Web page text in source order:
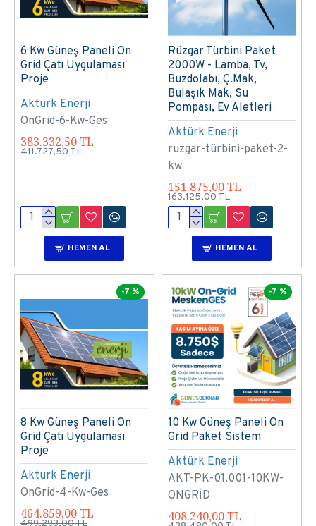
Aktürk Enerji
OnGrid-6-Kw-Ges
6 Kw Güneş Paneli On
Grid Çatı Uygulaması
Proje
383.332,50 TL
411.727,50 TL
HEMEN AL
Aktürk Enerji
ruzgar-türbini-paket-2-
kw
Rüzgar Türbini Paket
2000W - Lamba, Tv,
Buzdolabı, Ç.Mak,
Bulaşık Mak, Su
Pompası, Ev Aletleri
151.875,00 TL
163.125,00 TL
HEMEN AL
-7 %
Aktürk Enerji
OnGrid-4-Kw-Ges
8 Kw Güneş Paneli On
Grid Çatı Uygulaması
Proje
464.859,00 TL
499.293,00 TL
-7 %
Aktürk Enerji
AKT-PK-01.001-10KW-
ONGRİD
10 Kw Güneş Paneli On
Grid Paket Sistem
408.240,00 TL